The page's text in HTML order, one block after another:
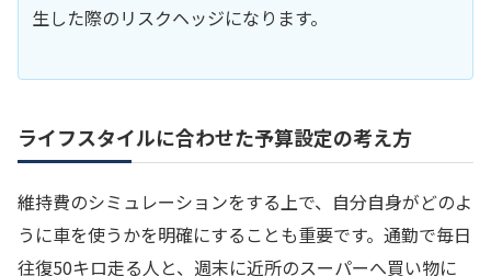
生した際のリスクヘッジになります。
ライフスタイルに合わせた予算設定の考え方
維持費のシミュレーションをする上で、自分自身がどのよ
うに車を使うかを明確にすることも重要です。通勤で毎日
往復50キロ走る人と、週末に近所のスーパーへ買い物に